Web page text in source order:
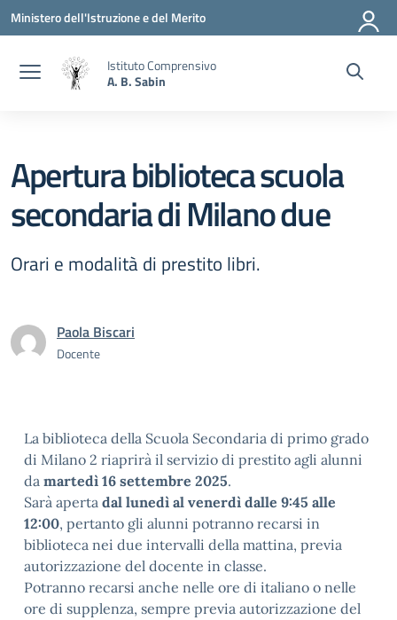
Vai ai contenuti
Vai al menu di navigazione
Vai al footer
Ministero dell'Istruzione e del Merito
Istituto Comprensivo
A. B. Sabin
Apertura biblioteca scuola
secondaria di Milano due
Orari e modalità di prestito libri.
Paola Biscari
Docente
La biblioteca della Scuola Secondaria di primo grado
di Milano 2 riaprirà il servizio di prestito agli alunni
da martedì 16 settembre 2025.
Sarà aperta dal lunedì al venerdì dalle 9:45 alle
12:00, pertanto gli alunni potranno recarsi in
biblioteca nei due intervalli della mattina, previa
autorizzazione del docente in classe.
Potranno recarsi anche nelle ore di italiano o nelle
ore di supplenza, sempre previa autorizzazione del